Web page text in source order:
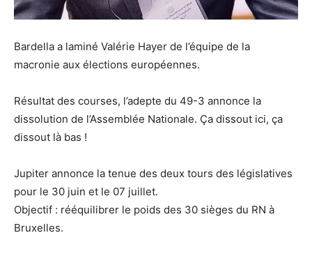
Bardella a laminé Valérie Hayer de l’équipe de la
macronie aux élections européennes.
Résultat des courses, l’adepte du 49-3 annonce la
dissolution de l’Assemblée Nationale. Ça dissout ici, ça
dissout là bas !
Jupiter annonce la tenue des deux tours des législatives
pour le 30 juin et le 07 juillet.
Objectif : rééquilibrer le poids des 30 sièges du RN à
Bruxelles.